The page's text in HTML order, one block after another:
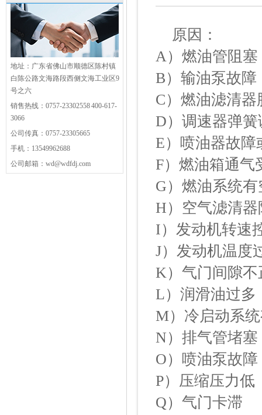
地址：广东省佛山市顺德区陈村镇
白陈公路文海路段西侧文海工业区9
号之六
销售热线：0757-23302558 400-617-
3066
公司传真：0757-23305665
手机：13549962688
公司邮箱：wd@wdfdj.com
原因：
A）燃油管阻塞
B）输油泵故障
C）燃油滤清器
D）调速器弹
E）喷油器故障
F）燃油箱通气
G）燃油系统有
H）空气滤清
I）发动机转速
J）发动机温度
K）气门间隙不
L）润滑油过多
M）冷启动系
N）排气管堵塞
O）喷油泵故障
P）压缩压力低
Q）气门卡滞